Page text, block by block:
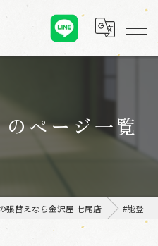
ページ一覧
張替えなら金沢屋 七尾店 #能登